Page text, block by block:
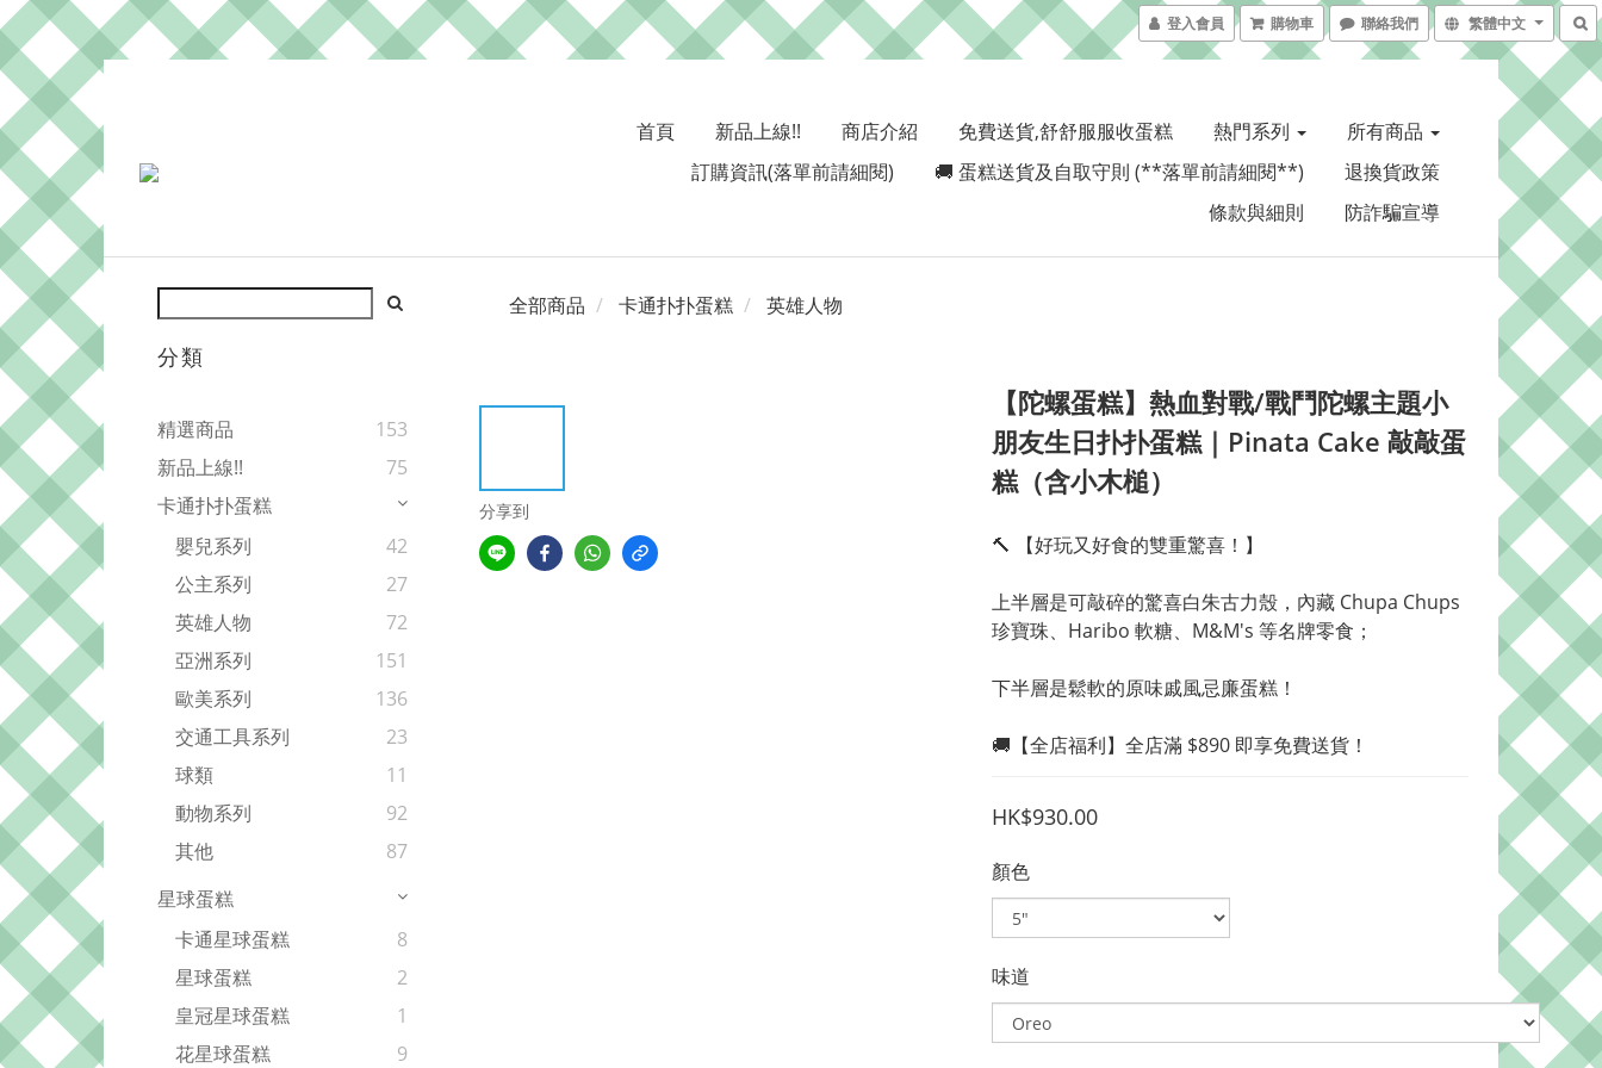
登入會員 購物車 聯絡我們 繁體中文
首頁 新品上線!! 商店介紹 免費送貨,舒舒服服收蛋糕 熱門系列
所有商品
訂購資訊(落單前請細閱)
🚚 蛋糕送貨及自取守則 (**落單前請細閱**)
退換貨政策
條款與細則
防詐騙宣導
分類
精選商品
153
新品上線!!
75
卡通扑扑蛋糕
嬰兒系列
42
公主系列
27
英雄人物
72
亞洲系列
151
歐美系列
136
交通工具系列
23
球類
11
動物系列
92
其他
87
星球蛋糕
卡通星球蛋糕
8
星球蛋糕
2
皇冠星球蛋糕
1
花星球蛋糕
9
全部商品 卡通扑扑蛋糕 英雄人物
分享到
【陀螺蛋糕】熱血對戰/戰鬥陀螺主題小
朋友生日扑扑蛋糕｜Pinata Cake 敲敲蛋
糕（含小木槌）
🔨 【好玩又好食的雙重驚喜！】
上半層是可敲碎的驚喜白朱古力殼，內藏 Chupa Chups
珍寶珠、Haribo 軟糖、M&M's 等名牌零食；
下半層是鬆軟的原味戚風忌廉蛋糕！
🚚【全店福利】全店滿 $890 即享免費送貨！
HK$930.00
顏色
味道